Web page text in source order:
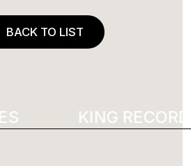
BACK TO LIST
1999 KING